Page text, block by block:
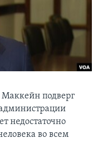
подверг
недостаточно
во всем